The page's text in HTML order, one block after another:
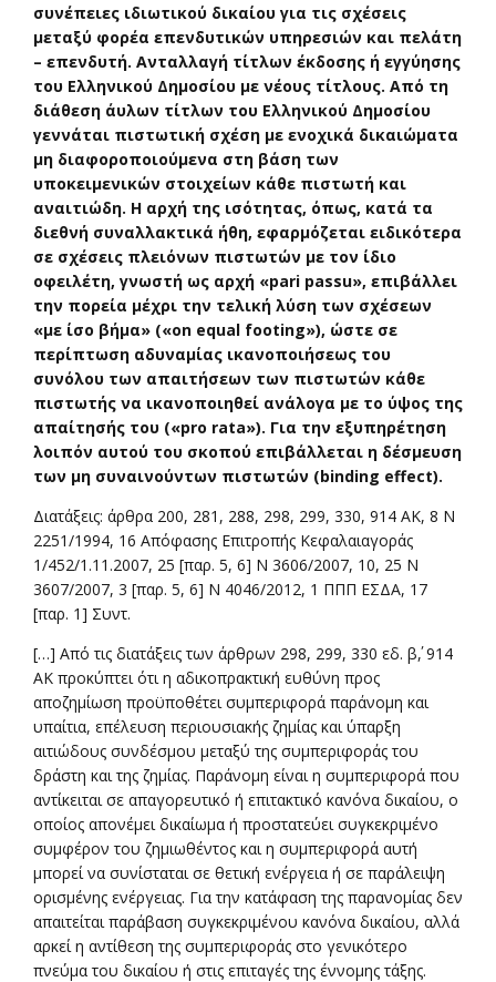
συνέπειες ιδιωτικού δικαίου για τις σχέσεις
μεταξύ φορέα επενδυτικών υπηρεσιών και πελάτη
– επενδυτή. Ανταλλαγή τίτλων έκδοσης ή εγγύησης
του Ελληνικού Δημοσίου με νέους τίτλους. Από τη
διάθεση άυλων τίτλων του Ελληνικού Δημοσίου
γεννάται πιστωτική σχέση με ενοχικά δικαιώματα
μη διαφοροποιούμενα στη βάση των
υποκειμενικών στοιχείων κάθε πιστωτή και
αναιτιώδη. Η αρχή της ισότητας, όπως, κατά τα
διεθνή συναλλακτικά ήθη, εφαρμόζεται ειδικότερα
σε σχέσεις πλειόνων πιστωτών με τον ίδιο
οφειλέτη, γνωστή ως αρχή «pari passu», επιβάλλει
την πορεία μέχρι την τελική λύση των σχέσεων
«με ίσο βήμα» («on equal footing»), ώστε σε
περίπτωση αδυναμίας ικανοποιήσεως του
συνόλου των απαιτήσεων των πιστωτών κάθε
πιστωτής να ικανοποιηθεί ανάλογα με το ύψος της
απαίτησής του («pro rata»). Για την εξυπηρέτηση
λοιπόν αυτού του σκοπού επιβάλλεται η δέσμευση
των μη συναινούντων πιστωτών (binding effect).
Διατάξεις: άρθρα 200, 281, 288, 298, 299, 330, 914 ΑΚ, 8 Ν
2251/1994, 16 Απόφασης Επιτροπής Κεφαλαιαγοράς
1/452/1.11.2007, 25 [παρ. 5, 6] Ν 3606/2007, 10, 25 Ν
3607/2007, 3 [παρ. 5, 6] Ν 4046/2012, 1 ΠΠΠ ΕΣΔΑ, 17
[παρ. 1] Συντ.
[…] Από τις διατάξεις των άρθρων 298, 299, 330 εδ. β΄, 914
ΑΚ προκύπτει ότι η αδικοπρακτική ευθύνη προς
αποζημίωση προϋποθέτει συμπεριφορά παράνομη και
υπαίτια, επέλευση περιουσιακής ζημίας και ύπαρξη
αιτιώδους συνδέσμου μεταξύ της συμπεριφοράς του
δράστη και της ζημίας. Παράνομη είναι η συμπεριφορά που
αντίκειται σε απαγορευτικό ή επιτακτικό κανόνα δικαίου, ο
οποίος απονέμει δικαίωμα ή προστατεύει συγκεκριμένο
συμφέρον του ζημιωθέντος και η συμπεριφορά αυτή
μπορεί να συνίσταται σε θετική ενέργεια ή σε παράλειψη
ορισμένης ενέργειας. Για την κατάφαση της παρανομίας δεν
απαιτείται παράβαση συγκεκριμένου κανόνα δικαίου, αλλά
αρκεί η αντίθεση της συμπεριφοράς στο γενικότερο
πνεύμα του δικαίου ή στις επιταγές της έννομης τάξης.